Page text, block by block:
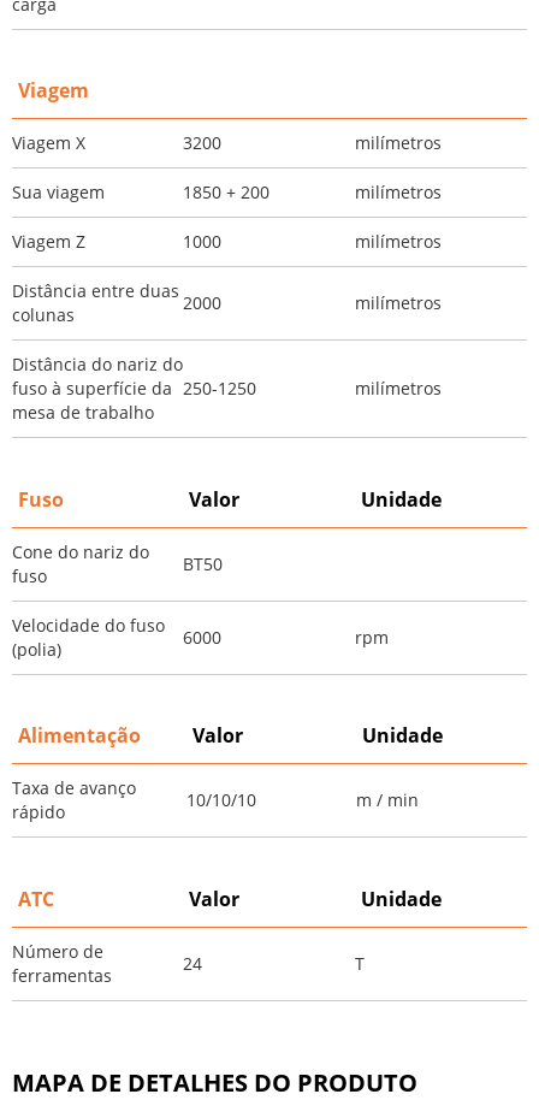
Viagem
Viagem X 3200 milímetros
Sua viagem 1850 + 200 milímetros
Viagem Z 1000 milímetros
Distância entre duas
colunas
2000 milímetros
Distância do nariz do
fuso à superfície da
mesa de trabalho
250-1250 milímetros
Fuso Valor Unidade
Cone do nariz do
fuso
BT50
Velocidade do fuso
(polia)
6000 rpm
Alimentação Valor Unidade
Taxa de avanço
rápido
10/10/10 m / min
ATC Valor Unidade
Número de
ferramentas
24 T
MAPA DE DETALHES DO PRODUTO